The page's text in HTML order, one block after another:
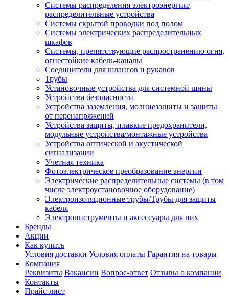
Системы распределения электроэнергии/
распределительные устройства
Системы скрытой проводки под полом
Системы электрических распределительных
шкафов
Системы, препятствующие распространению огня,
огнестойкие кабель-каналы
Соединители для шлангов и рукавов
Трубы
Установочные устройства для системной шины
Устройства безопасности
Устройства заземления, молниезащиты и защиты
от перенапряжений
Устройства защиты, плавкие предохранители,
модульные устройства/монтажные устройства
Устройства оптической и акустической
сигнализации
Учетная техника
Фотоэлектрическое преобразование энергии
Электрические распределительные системы (в том
числе электроустановочное оборудование)
Электроизоляционные трубы/Трубы для защиты
кабеля
Электроинструменты и аксессуары для них
Бренды
Акции
Как купить
Условия доставки Условия оплаты Гарантия на товары
Компания
Реквизиты Вакансии Вопрос-ответ Отзывы о компании
Контакты
Прайс-лист